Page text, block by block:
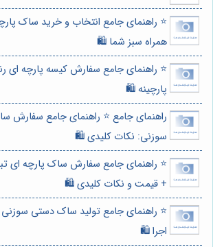
⭐️ راهنمای جامع انتخاب و خرید ساک
همراه سبز شما 🛍️
⭐️ راهنمای جامع سفارش کیسه پارچه ای
پارچینه 🛍️
راهنمای جامع ⭐️ راهنمای جامع سفارش
سوزنی: نکات کلیدی 🛍️
⭐️ راهنمای جامع سفارش ساک پارچه ای
+ قیمت و نکات کلیدی 🛍️
⭐️ راهنمای جامع تولید ساک دستی سوزنی
اجرا 🛍️